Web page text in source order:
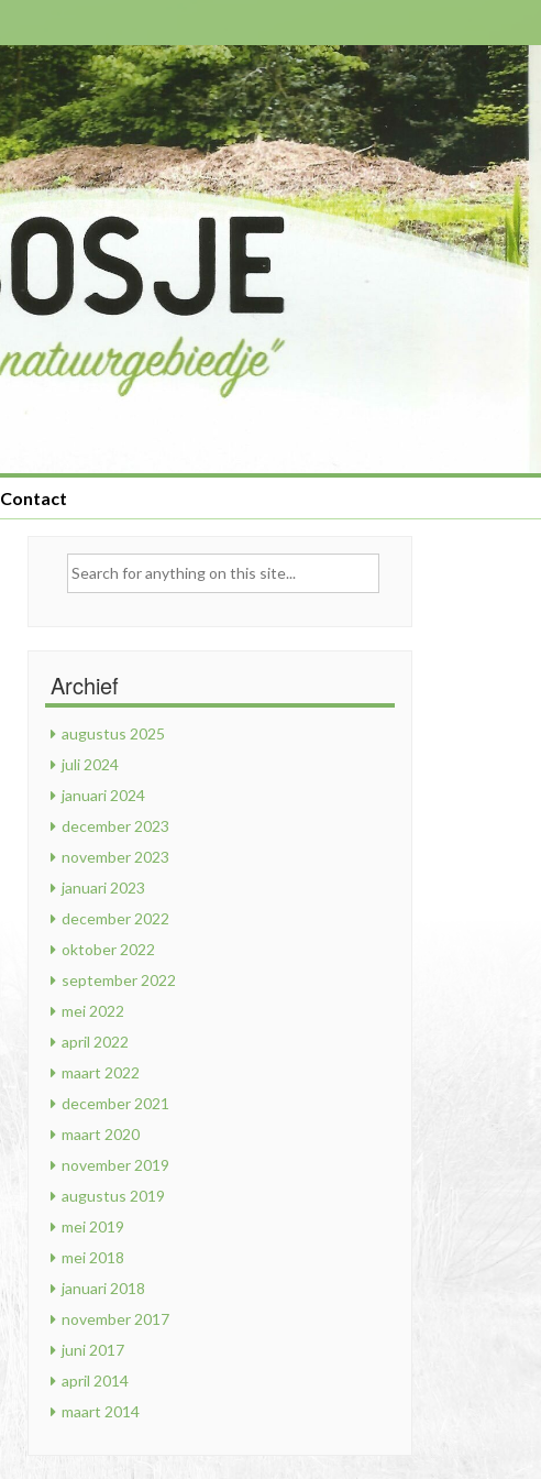
Contact
Search
Archief
augustus 2025
juli 2024
januari 2024
december 2023
november 2023
januari 2023
december 2022
oktober 2022
september 2022
mei 2022
april 2022
maart 2022
december 2021
maart 2020
november 2019
augustus 2019
mei 2019
mei 2018
januari 2018
november 2017
juni 2017
april 2014
maart 2014